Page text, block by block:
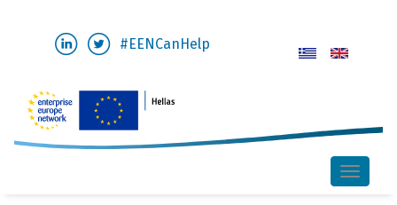
περιεχόμενο
#EENCanHelp
Toggle